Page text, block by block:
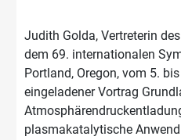
Judith Golda, Vertreterin
dem 69. internationalen
Portland, Oregon, vom 5.
eingeladener Vortrag
plasmakatalytische